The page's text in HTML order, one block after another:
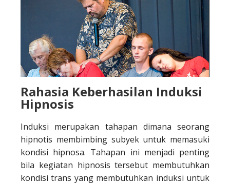
Rahasia Keberhasilan Induksi
Hipnosis
Induksi merupakan tahapan dimana seorang
hipnotis membimbing subyek untuk memasuki
kondisi hipnosa. Tahapan ini menjadi penting
bila kegiatan hipnosis tersebut membutuhkan
kondisi trans yang membutuhkan induksi untuk